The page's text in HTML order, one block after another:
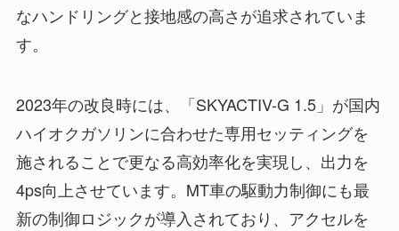
なハンドリングと接地感の高さが追求されていま
す。
2023年の改良時には、「SKYACTIV-G 1.5」が国内
ハイオクガソリンに合わせた専用セッティングを
施されることで更なる高効率化を実現し、出力を
4ps向上させています。MT車の駆動力制御にも最
新の制御ロジックが導入されており、アクセルを